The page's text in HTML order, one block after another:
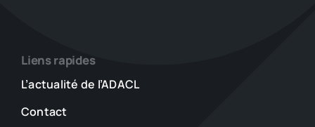
Liens rapides
L’actualité de l’ADACL
Contact